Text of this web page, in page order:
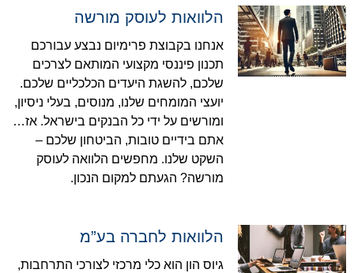
הלוואות לעוסק מורשה
אנחנו בקבוצת פרימיום נבצע עבורכם
תכנון פיננסי מקצועי המותאם לצרכים
שלכם, להשגת היעדים הכלכליים שלכם.
יועצי המומחים שלנו, מנוסים, בעלי ניסיון,
ומורשים על ידי כל הבנקים בישראל. אז…
אתם בידיים טובות, הביטחון שלכם –
השקט שלנו. מחפשים הלוואה לעוסק
מורשה? הגעתם למקום הנכון.
הלוואות לחברה בע”מ
גיוס הון הוא כלי מרכזי לצורכי התרחבות,